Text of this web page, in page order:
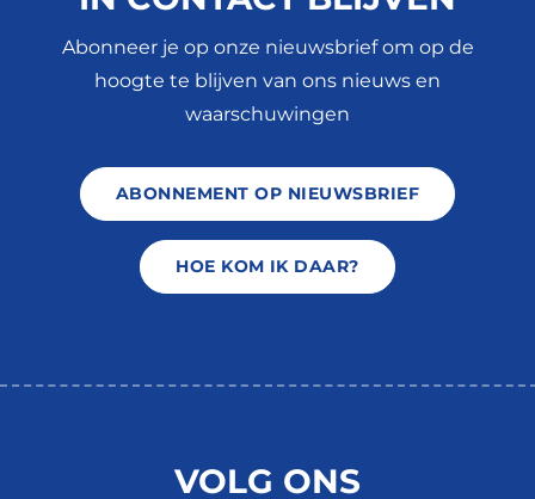
Abonneer je op onze nieuwsbrief om op de
hoogte te blijven van ons nieuws en
waarschuwingen
ABONNEMENT OP NIEUWSBRIEF
HOE KOM IK DAAR?
VOLG ONS